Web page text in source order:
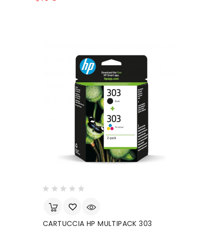
CARTUCCIA HP MULTIPACK 303